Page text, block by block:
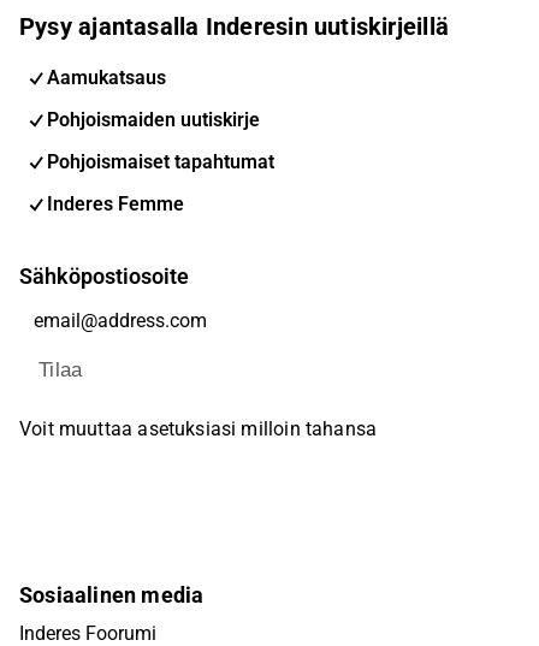
Pysy ajantasalla Inderesin uutiskirjeillä
Aamukatsaus
Pohjoismaiden uutiskirje
Pohjoismaiset tapahtumat
Inderes Femme
Sähköpostiosoite
Tilaa
Voit muuttaa asetuksiasi milloin tahansa
Sosiaalinen media
Inderes Foorumi